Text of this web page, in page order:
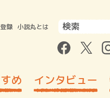
録 小説丸とは
め インタビュー